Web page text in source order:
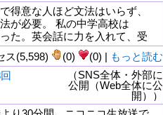
得意な人ほど文法はいらず、
が必要。 私の中学高校は
た。英会話に力を入れて、受
ス(5,598) (0) (0) | もっと読む
（SNS全体・外部に
公開（Web全体に公
開））